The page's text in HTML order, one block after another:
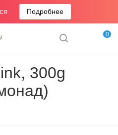
Подробнее
0
300g